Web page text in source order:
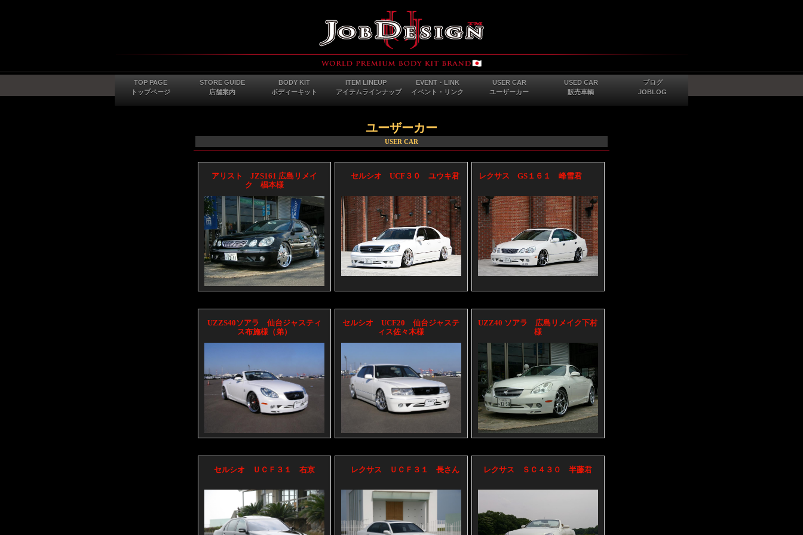
TOP PAGE
トップページ
STORE GUIDE
店舗案内
BODY KIT
ボディーキット
ITEM LINEUP
アイテムラインナップ
EVENT・LINK
イベント・リンク
USER CAR
ユーザーカー
USED CAR
販売車輌
ブログ
JOBLOG
ユーザーカー
USER CAR
アリスト JZS161 広島リメイ
ク 椙本様
セルシオ UCF３０ ユウキ君 レクサス GS１６１ 峰雪君
UZZS40ソアラ 仙台ジャスティ
ス布施様（弟）
セルシオ UCF20 仙台ジャステ
ィス佐々木様
UZZ40 ソアラ 広島リメイク下村
様
セルシオ ＵＣＦ３１ 右京 レクサス ＵＣＦ３１ 長さん レクサス ＳＣ４３０ 半藤君